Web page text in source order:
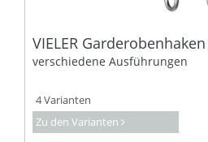
VIELER Garderobenhaken
verschiedene Ausführungen
4 Varianten
Zu den Varianten